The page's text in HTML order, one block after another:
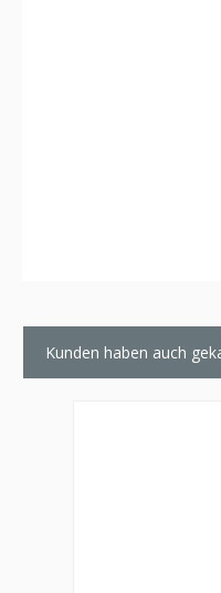
Kunden haben auch